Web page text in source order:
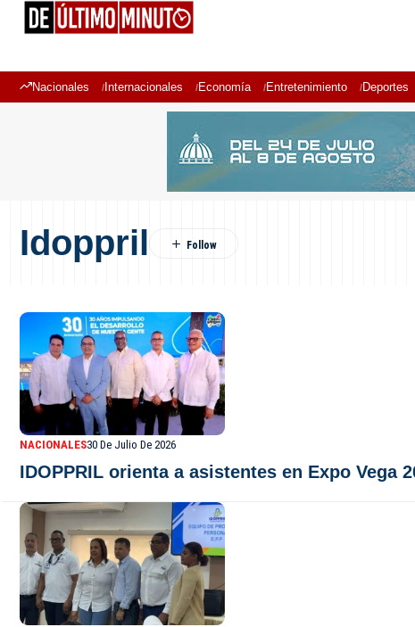
Nacionales Internacionales Economía Entretenimiento Deportes
Idoppril
NACIONALES30 De Julio De 2026
IDOPPRIL orienta a asistentes en Expo Vega